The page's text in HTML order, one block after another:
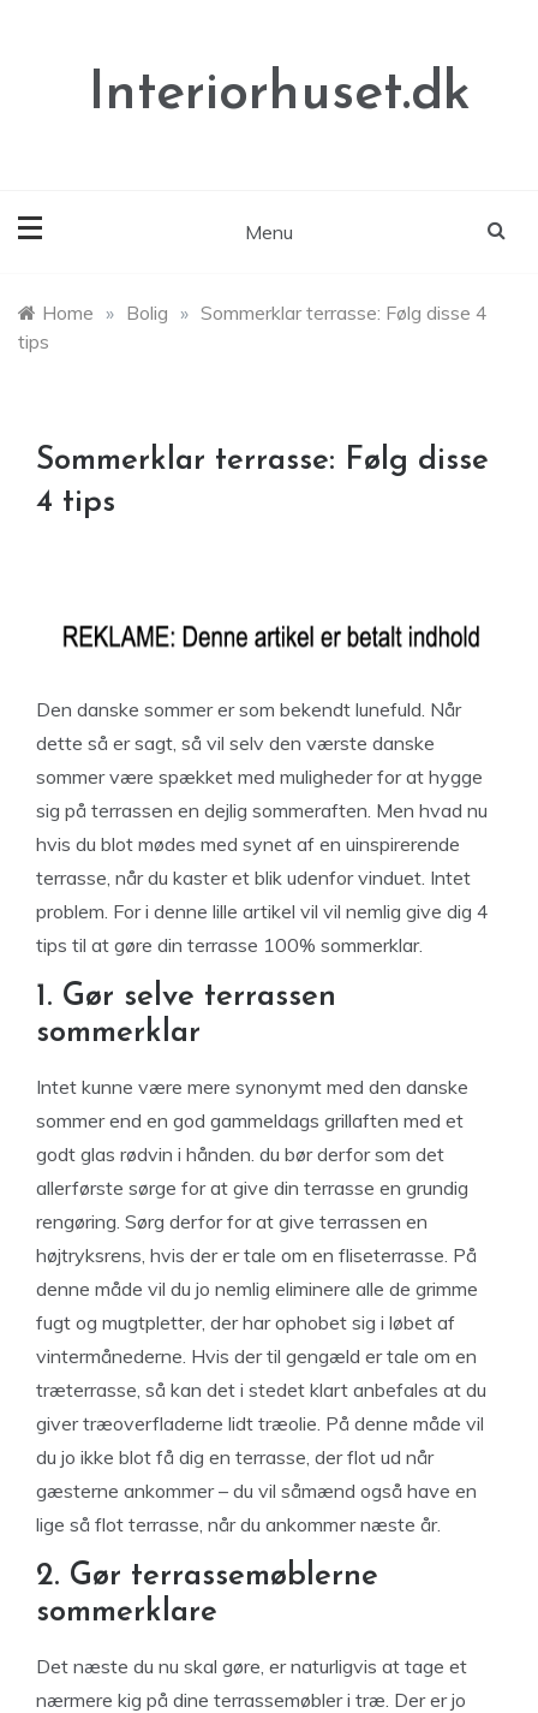
Interiorhuset.dk
Menu
Home » Bolig » Sommerklar terrasse: Følg disse 4
tips
Sommerklar terrasse: Følg disse
4 tips
Den danske sommer er som bekendt lunefuld. Når
dette så er sagt, så vil selv den værste danske
sommer være spækket med muligheder for at hygge
sig på terrassen en dejlig sommeraften. Men hvad nu
hvis du blot mødes med synet af en uinspirerende
terrasse, når du kaster et blik udenfor vinduet. Intet
problem. For i denne lille artikel vil vil nemlig give dig 4
tips til at gøre din terrasse 100% sommerklar.
1. Gør selve terrassen
sommerklar
Intet kunne være mere synonymt med den danske
sommer end en god gammeldags grillaften med et
godt glas rødvin i hånden. du bør derfor som det
allerførste sørge for at give din terrasse en grundig
rengøring. Sørg derfor for at give terrassen en
højtryksrens, hvis der er tale om en fliseterrasse. På
denne måde vil du jo nemlig eliminere alle de grimme
fugt og mugtpletter, der har ophobet sig i løbet af
vintermånederne. Hvis der til gengæld er tale om en
træterrasse, så kan det i stedet klart anbefales at du
giver træoverfladerne lidt træolie. På denne måde vil
du jo ikke blot få dig en terrasse, der flot ud når
gæsterne ankommer – du vil såmænd også have en
lige så flot terrasse, når du ankommer næste år.
2. Gør terrassemøblerne
sommerklare
Det næste du nu skal gøre, er naturligvis at tage et
nærmere kig på dine terrassemøbler i træ. Der er jo